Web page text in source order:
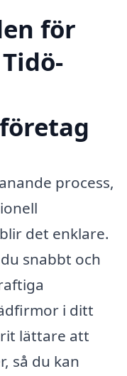
för
process,
det enklare.
snabbt och
i ditt
lättare att
så du kan